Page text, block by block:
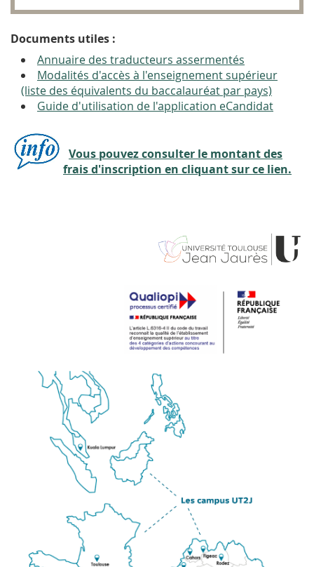
Documents utiles :
Annuaire des traducteurs assermentés
Modalités d'accès à l'enseignement supérieur
(liste des équivalents du baccalauréat par pays)
Guide d'utilisation de l'application eCandidat
Vous pouvez consulter le montant des
frais d'inscription en cliquant sur ce lien.